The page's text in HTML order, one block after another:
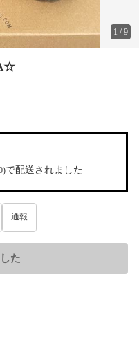
1 /9
で配送されました
通報
た